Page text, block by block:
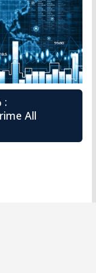
:
All